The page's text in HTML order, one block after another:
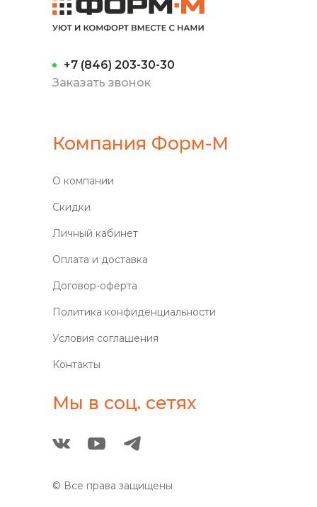
+7 (846) 203-30-30
Заказать звонок
Компания Форм-М
О компании
Скидки
Личный кабинет
Оплата и доставка
Договор-оферта
Политика конфиденциальности
Условия соглашения
Контакты
Мы в соц. сетях
© Все права защищены